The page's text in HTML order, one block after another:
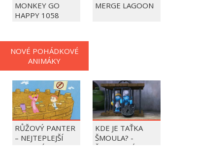
MONKEY GO
HAPPY 1058
MERGE LAGOON
NOVÉ POHÁDKOVÉ
ANIMÁKY
RŮŽOVÝ PANTER
– NEJTEPLEJŠÍ
OBDOBÍ ROKU
KDE JE TAŤKA
ŠMOULA? -
ŠMOULOVÉ